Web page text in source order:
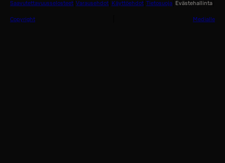
Saavutettavuusselosteet Varausehdot Käyttöehdot Tietosuoja Evästehallinta
Copyright Medialle